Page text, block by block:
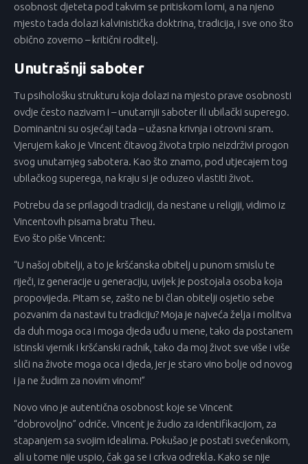
osobnost djeteta pod takvim se pritiskom lomi, a na njeno
mjesto tada dolazi kalvinistička doktrina, tradicija, i sve ono što
obično zovemo – kritični roditelj.
Unutrašnji saboter
Tu psihološku strukturu koja dolazi na mjesto prave osobnosti
ovdje često nazivam i – unutarnjii saboter ili ubilački superego.
Dominantni su osjećaji tada – užasna krivnja i otrovni sram.
Vjerujem kako je Vincent čitavog života trpio neizdrživi progon
svog unutarnjeg sabotera. Kao što znamo, pod utjecajem tog
ubilačkog superega, na kraju si je oduzeo vlastiti život.
Potrebu da se prilagodi tradiciji, da nestane u religiji, vidimo iz
Vincentovih pisama bratu Theu.
Evo što piše Vincent:
“U našoj obitelji, a to je kršćanska obitelj u punom smislu te
riječi, iz generacije u generaciju, uvijek je postojala osoba koja
propovijeda. Pitam se, zašto ne bi član obitelji osjetio sebe
pozvanim da nastavi tu tradiciju? Moja je najveća želja i molitva
da duh moga oca i moga djeda uđu u mene, tako da postanem
istinski vjernik i kršćanski radnik, tako da moj život sve više i više
sliči na živote moga oca i djeda, jer je staro vino bolje od novog
i ja ne žudim za novim vinom!”
Novo vino je autentična osobnost koje se Vincent
“dobrovoljno” odriče. Vincent je žudio za identifikacijom, za
stapanjem sa svojim idealima. Pokušao je postati svećenikom,
ali u tome nije uspio, čak ga se i crkva odrekla. Kako se nije